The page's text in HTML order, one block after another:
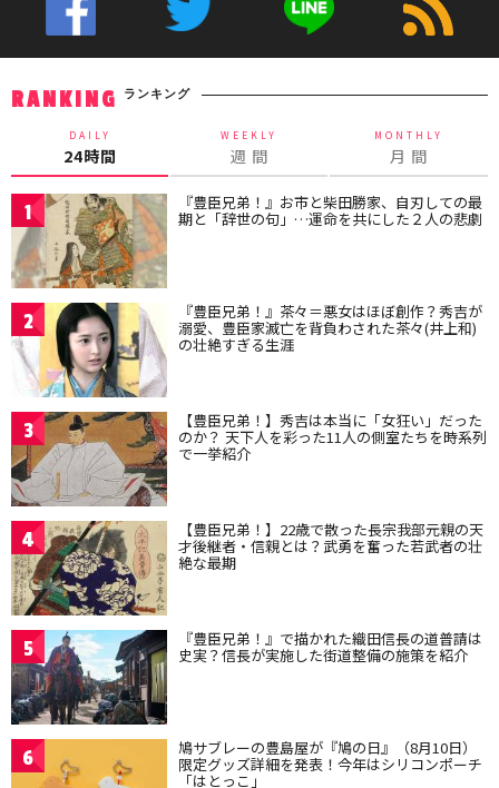
RANKING ランキング
DAILY
24時間
WEEKLY
週 間
MONTHLY
月 間
1 『豊臣兄弟！』お市と柴田勝家、自刃しての最
期と「辞世の句」…運命を共にした２人の悲劇
2 『豊臣兄弟！』茶々＝悪女はほぼ創作？秀吉が
溺愛、豊臣家滅亡を背負わされた茶々(井上和)
の壮絶すぎる生涯
3 【豊臣兄弟！】秀吉は本当に「女狂い」だった
のか？ 天下人を彩った11人の側室たちを時系列
で一挙紹介
4 【豊臣兄弟！】22歳で散った長宗我部元親の天
才後継者・信親とは？武勇を奮った若武者の壮
絶な最期
5 『豊臣兄弟！』で描かれた織田信長の道普請は
史実？信長が実施した街道整備の施策を紹介
6 鳩サブレーの豊島屋が『鳩の日』（8月10日）
限定グッズ詳細を発表！今年はシリコンポーチ
「はとっこ」